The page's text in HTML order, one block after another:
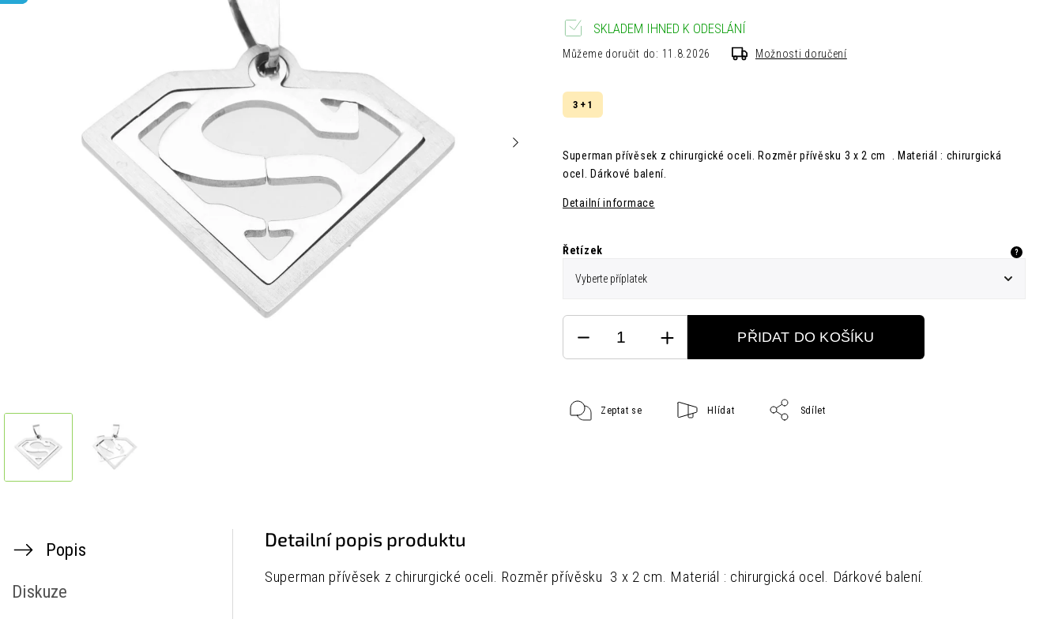
3 + 1
Superman přívěsek z chirurgické oceli. Rozměr přívěsku 3 x 2 cm .
Materiál : chirurgická
ocel.
Dárkové balení.
Detailní informace
Řetízek ?
SKLADEM IHNED K ODESLÁNÍ
Můžeme doručit do: 11.8.2026 Možnosti doručení
PŘIDAT DO KOŠÍKU
Zeptat se Hlídat Sdílet
Popis
Diskuze
Detailní popis produktu
Superman přívěsek z chirurgické oceli. Rozměr přívěsku 3 x 2 cm. Materiál : chirurgická ocel. Dárkové balení.